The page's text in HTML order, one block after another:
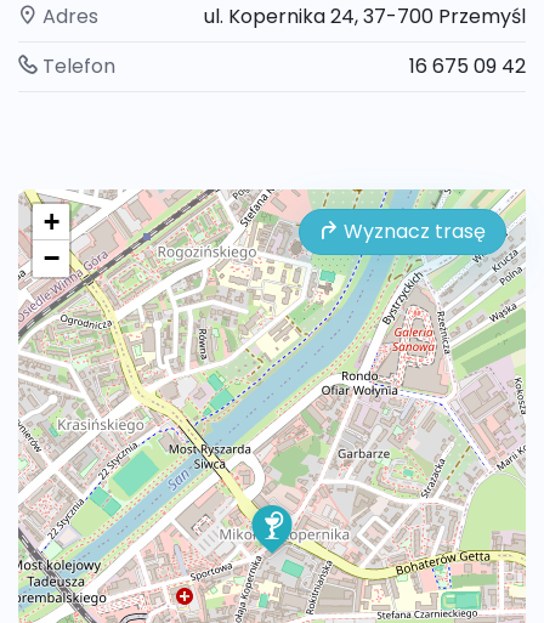
Adres
ul. Kopernika 24, 37-700 Przemyśl
Telefon
16 675 09 42
Wyznacz trasę
+
−